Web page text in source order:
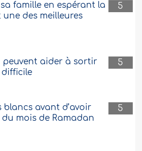
5
famille en espérant la
une des meilleures
5
peuvent aider à sortir
difficile
5
blancs avant d’avoir
du mois de Ramadan